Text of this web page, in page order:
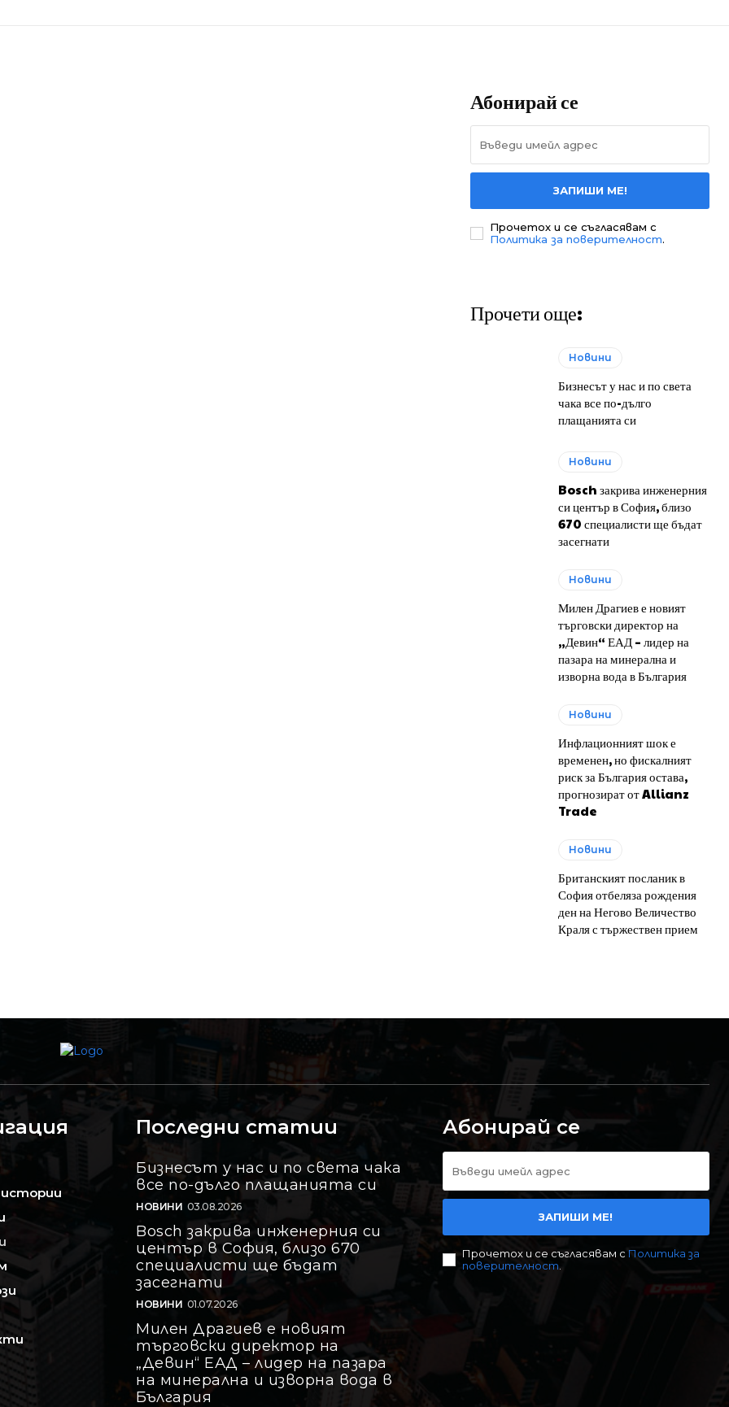
Абонирай се
ЗАПИШИ МЕ!
Прочетох и се съгласявам с
Политика за поверителност.
Прочети още:
Новини
Бизнесът у нас и по света
чака все по-дълго
плащанията си
Новини
Bosch закрива инженерния
си център в София, близо
670 специалисти ще бъдат
засегнати
Новини
Милен Драгиев е новият
търговски директор на
„Девин“ ЕАД – лидер на
пазара на минерална и
изворна вода в България
Новини
Инфлационният шок е
временен, но фискалният
риск за България остава,
прогнозират от Allianz
Trade
Новини
Британският посланик в
София отбеляза рождения
ден на Негово Величество
Краля с тържествен прием
истории
Последни статии
Бизнесът у нас и по света чака
все по-дълго плащанията си
НОВИНИ 03.08.2026
Bosch закрива инженерния си
център в София, близо 670
специалисти ще бъдат
засегнати
НОВИНИ 01.07.2026
Милен Драгиев е новият
търговски директор на
„Девин“ ЕАД – лидер на пазара
на минерална и изворна вода в
България
Абонирай се
ЗАПИШИ МЕ!
Прочетох и се съгласявам с Политика за
поверителност.